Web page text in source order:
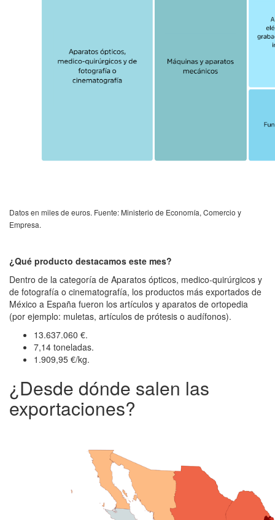
Datos en miles de euros. Fuente: Ministerio de Economía, Comercio y
Empresa.
¿Qué producto destacamos este mes?
Dentro de la categoría de Aparatos ópticos, medico-quirúrgicos y
de fotografía o cinematografía, los productos más exportados de
México a España fueron los artículos y aparatos de ortopedia
(por ejemplo: muletas, artículos de prótesis o audífonos).
13.637.060 €.
7,14 toneladas.
1.909,95 €/kg.
¿Desde dónde salen las
exportaciones?